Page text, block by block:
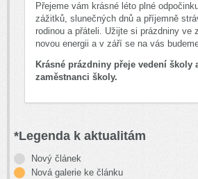
Přejeme vám krásné léto plné
zážitků, slunečných dnů a příjemně
rodinou a přáteli. Užijte si prázdniny ve
novou energii a v září se na vás
Krásné prázdniny přeje vedení školy
zaměstnanci školy.
*Legenda k aktualitám
Nový článek
Nová galerie ke článku